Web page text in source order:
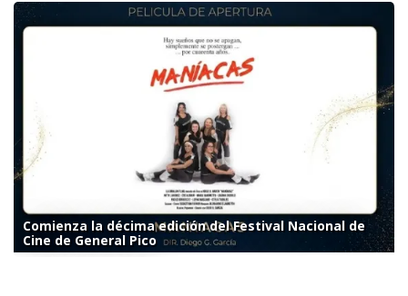
Comienza la décima edición del Festival Nacional de
Cine de General Pico